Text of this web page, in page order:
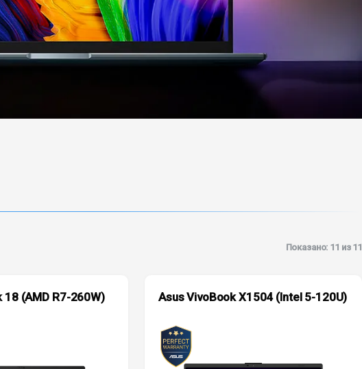
Показано: 11 из 11
18 (AMD R7-260W) Asus VivoBook X1504 (Intel 5-120U)